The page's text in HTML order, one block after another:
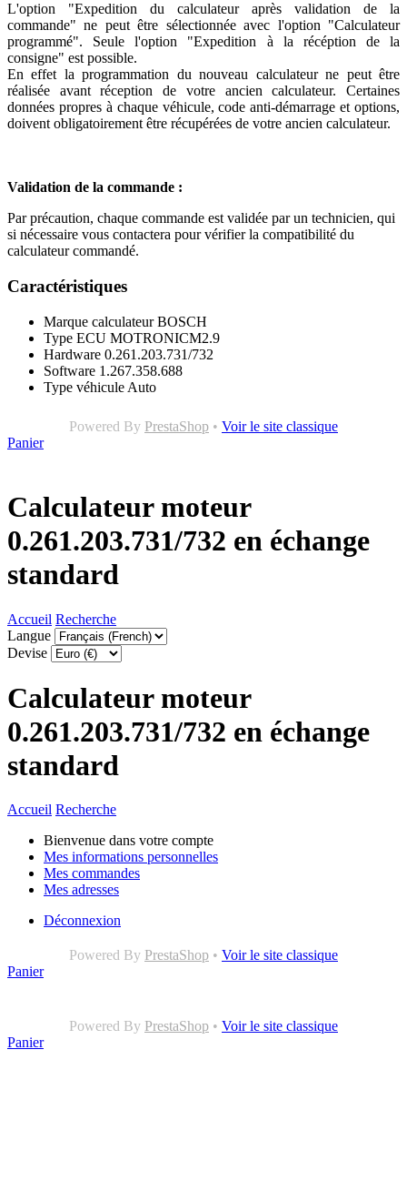
L'option "Expedition du calculateur après validation de la
commande" ne peut être sélectionnée avec l'option "Calculateur
programmé". Seule l'option "Expedition à la récéption de la
consigne" est possible.
En effet la programmation du nouveau calculateur ne peut être
réalisée avant réception de votre ancien calculateur. Certaines
données propres à chaque véhicule, code anti-démarrage et options,
doivent obligatoirement être récupérées de votre ancien calculateur.
Validation de la commande :
Par précaution, chaque commande est validée par un technicien, qui
si nécessaire vous contactera pour vérifier la compatibilité du
calculateur commandé.
Caractéristiques
Marque calculateur BOSCH
Type ECU MOTRONICM2.9
Hardware 0.261.203.731/732
Software 1.267.358.688
Type véhicule Auto
Powered By PrestaShop • Voir le site classique
Panier
Calculateur moteur
0.261.203.731/732 en échange
standard
Accueil Recherche
Langue
Devise
Calculateur moteur
0.261.203.731/732 en échange
standard
Accueil Recherche
Bienvenue dans votre compte
Mes informations personnelles
Mes commandes
Mes adresses
Déconnexion
Powered By PrestaShop • Voir le site classique
Panier
Powered By PrestaShop • Voir le site classique
Panier